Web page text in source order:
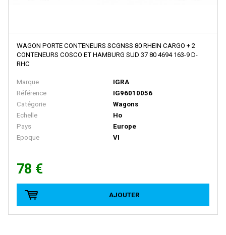
I.M.U
IBERTREN
IGRA
IHC
IMC MODELS
INTERFER
INTERMOUNTAIN
JAERGERNDORFER
JCR
WAGON PORTE CONTENEURS SCGNSS 80 RHEIN CARGO + 2
CONTENEURS COSCO ET HAMBURG SUD 37 80 4694 163-9 D-
RHC
Marque
IGRA
Référence
IG96010056
Catégorie
Wagons
Echelle
Ho
Pays
Europe
Epoque
VI
78 €
AJOUTER